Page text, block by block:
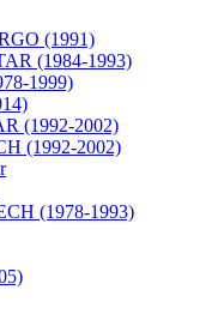
(1991)
(1984-1993)
1999)
(1992-2002)
(1992-2002)
(1978-1993)